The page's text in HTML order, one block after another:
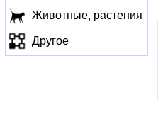
Животные, растения
Другое